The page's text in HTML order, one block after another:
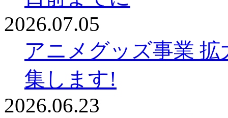
2026.07.05
アニメグッズ事業
集します!
2026.06.23